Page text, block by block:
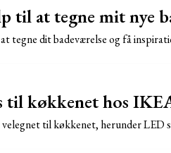
til at tegne mit nye
tegne dit badeværelse og få
til køkkenet hos
til køkkenet, herunder LED